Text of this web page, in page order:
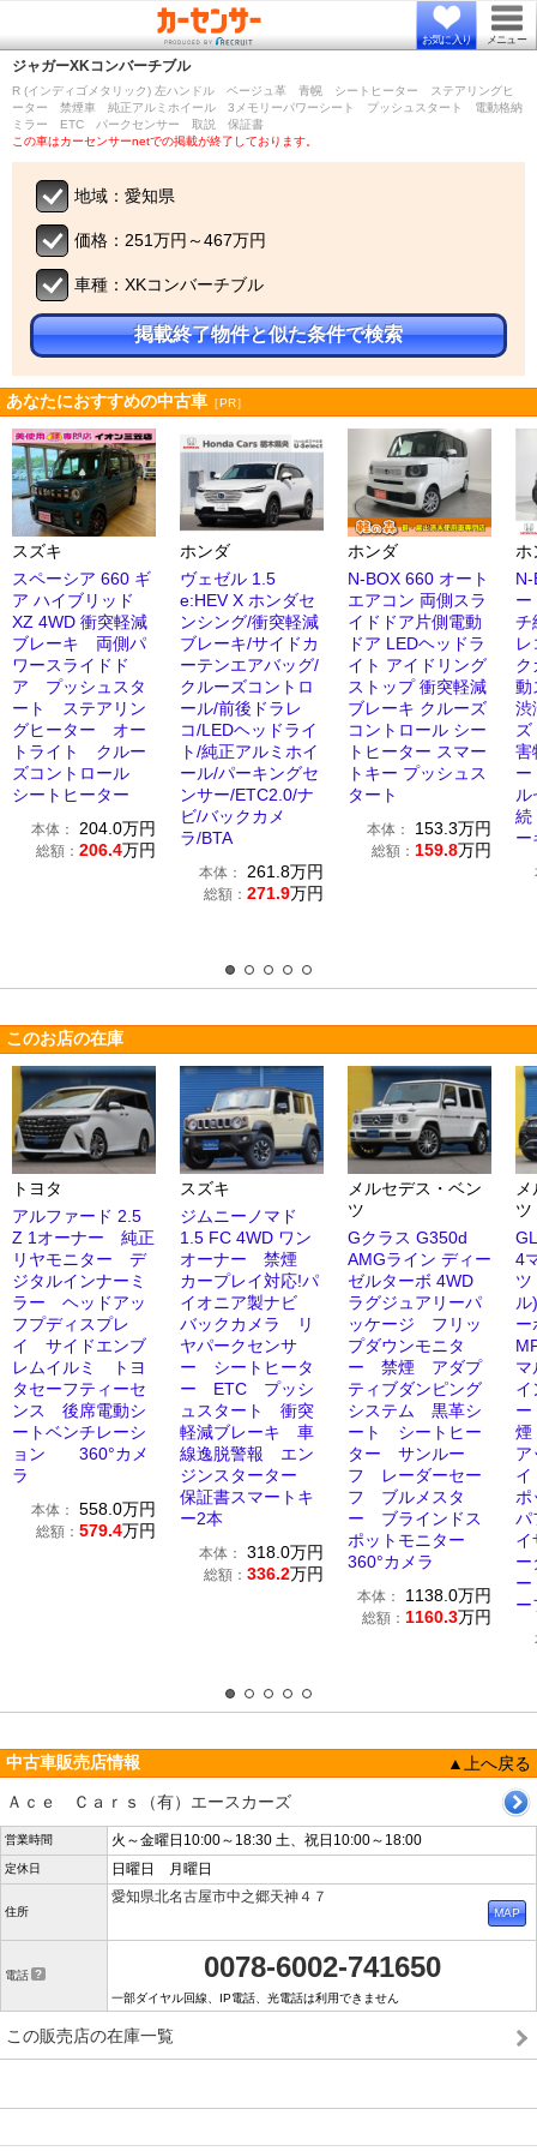
お気に入り メニュー
ジャガーXKコンバーチブル
R (インディゴメタリック) 左ハンドル ベージュ革 青幌 シートヒーター ステアリングヒ
ーター 禁煙車 純正アルミホイール 3メモリーパワーシート プッシュスタート 電動格納
ミラー ETC パークセンサー 取説 保証書
この車はカーセンサーnetでの掲載が終了しております。
地域：愛知県
価格：251万円～467万円
車種：XKコンバーチブル
掲載終了物件と似た条件で検索
あなたにおすすめの中古車 ［PR］
スズキ
スペーシア 660 ギ
ア ハイブリッド
XZ 4WD 衝突軽減
ブレーキ 両側パ
ワースライドド
ア プッシュスタ
ート ステアリン
グヒーター オー
トライト クルー
ズコントロール
シートヒーター
本体： 204.0万円
総額： 206.4万円
ホンダ
ヴェゼル 1.5
e:HEV X ホンダセ
ンシング/衝突軽減
ブレーキ/サイドカ
ーテンエアバッグ/
クルーズコントロ
ール/前後ドラレ
コ/LEDヘッドライ
ト/純正アルミホイ
ール/パーキングセ
ンサー/ETC2.0/ナ
ビ/バックカメ
ラ/BTA
本体： 261.8万円
総額： 271.9万円
ホンダ
N-BOX 660 オート
エアコン 両側スラ
イドドア片側電動
ドア LEDヘッドラ
イト アイドリング
ストップ 衝突軽減
ブレーキ クルーズ
コントロール シー
トヒーター スマー
トキー プッシュス
タート
本体： 153.3万円
総額： 159.8万円
ホ
チ
渋
害
続
ー
このお店の在庫
トヨタ
アルファード 2.5
Z 1オーナー 純正
リヤモニター デ
ジタルインナーミ
ラー ヘッドアッ
フプディスプレ
イ サイドエンブ
レムイルミ トヨ
タセーフティーセ
ンス 後席電動シ
ートベンチレーシ
ョン 360°カメ
ラ
本体： 558.0万円
総額： 579.4万円
スズキ
ジムニーノマド
1.5 FC 4WD ワン
オーナー 禁煙
カープレイ対応!パ
イオニア製ナビ
バックカメラ リ
ヤパークセンサ
ー シートヒータ
ー ETC プッシ
ュスタート 衝突
軽減ブレーキ 車
線逸脱警報 エン
ジンスターター
保証書スマートキ
ー2本
本体： 318.0万円
総額： 336.2万円
メルセデス・ベン
ツ
Gクラス G350d
AMGライン ディー
ゼルターボ 4WD
ラグジュアリーパ
ッケージ フリッ
プダウンモニタ
ー 禁煙 アダプ
ティブダンピング
システム 黒革シ
ート シートヒー
ター サンルー
フ レーダーセー
フ ブルメスタ
ー ブラインドス
ポットモニター
360°カメラ
本体： 1138.0万円
総額： 1160.3万円
ツ
4
ツ
ー
ア
パ
ー
中古車販売店情報
▲上へ戻る
Ａｃｅ Ｃａｒｓ（有）エースカーズ
営業時間 火～金曜日10:00～18:30 土、祝日10:00～18:00
定休日 日曜日 月曜日
住所
愛知県北名古屋市中之郷天神４７
電話 0078-6002-741650
一部ダイヤル回線、IP電話、光電話は利用できません
この販売店の在庫一覧